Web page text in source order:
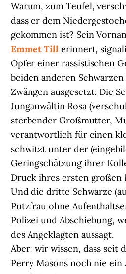
Warum, zum Teufel,
dass er dem
gekommen ist? Sein
Emmet Till erinnert,
Opfer einer rassistischen
beiden anderen
Zwängen ausgesetzt: Die
Junganwältin Rosa
sterbender Großmutter,
verantwortlich für einen
schwitzt unter der
Geringschätzung ihrer
Druck ihres ersten großen
Und die dritte Schwarze
Putzfrau ohne
Polizei und Abschiebung,
des Angeklagten aussagt.
Aber: wir wissen, dass seit
Perry Masons noch nie ein